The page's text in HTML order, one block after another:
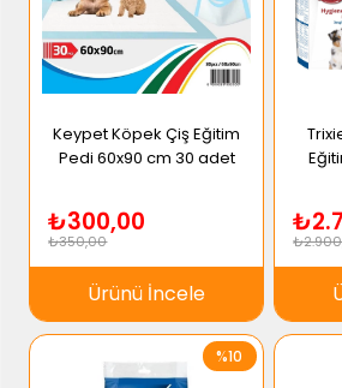
Keypet Köpek Çiş Eğitim
Pedi 60x90 cm 30 adet
₺300,00
₺350,00
Ürünü İncele
%10